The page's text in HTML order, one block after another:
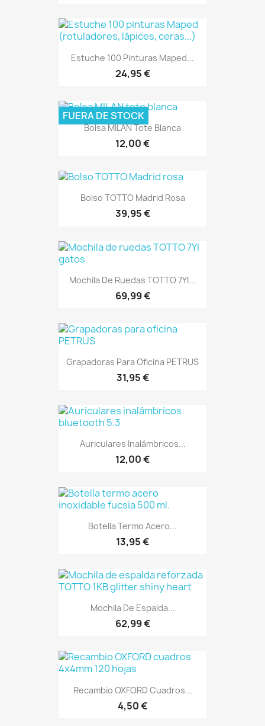
Estuche 100 Pinturas Maped...
24,95 €
Bolsa MILAN Tote Blanca
12,00 €
FUERA DE STOCK
Bolso TOTTO Madrid Rosa
39,95 €
Mochila De Ruedas TOTTO 7YI...
69,99 €
Grapadoras Para Oficina PETRUS
31,95 €
Auriculares Inalámbricos...
12,00 €
Botella Termo Acero...
13,95 €
Mochila De Espalda...
62,99 €
Recambio OXFORD Cuadros...
4,50 €